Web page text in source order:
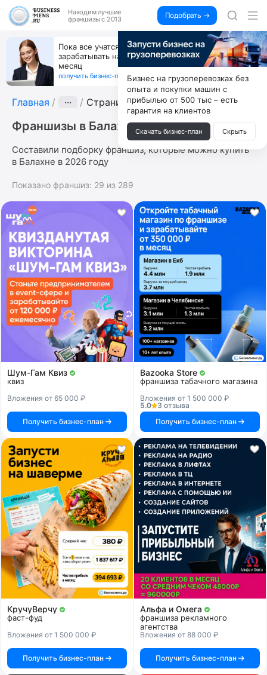
Находим лучшие
франшизы с 2013
Подобрать →
Пока все учатся пользоваться ИИ, вы можете
зарабатывать на их обучении по 500 тыс. каждый
месяц
получить бизнес-план ↓
Главная ··· Страница 8
Франшизы в Балахне
Составили подборку франшиз, которые можно купить
в Балахне в 2026 году
Показано франшиз: 29 из 289
Шум-Гам Квиз
квиз
Вложения от 65 000 ₽
Получить бизнес-план
Bazooka Store
франшиза табачного магазина
Вложения от 1 500 000 ₽
5.0
3 отзыва
Получить бизнес-план
КручуВерчу
фаст-фуд
Вложения от 1 500 000 ₽
Получить бизнес-план
Альфа и Омега
франшиза рекламного
агентства
Вложения от 88 000 ₽
Получить бизнес-план
Бизнес на грузоперевозках без
опыта и покупки машин с
прибылью от 500 тыс – есть
гарантия на клиентов
Скачать бизнес-план Скрыть